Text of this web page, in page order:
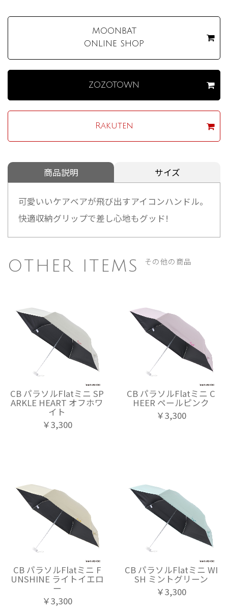
MOONBAT
ONLINE SHOP
ZOZOTOWN
Rakuten
商品説明 サイズ
可愛いいケアベアが飛び出すアイコンハンドル。
快適収納グリップで差し心地もグッド!
OTHER ITEMS その他の商品
CB パラソルFlatミニ SP
ARKLE HEART オフホワ
イト
￥3,300
CB パラソルFlatミニ C
HEER ペールピンク
￥3,300
CB パラソルFlatミニ F
UNSHINE ライトイエロ
ー
￥3,300
CB パラソルFlatミニ WI
SH ミントグリーン
￥3,300